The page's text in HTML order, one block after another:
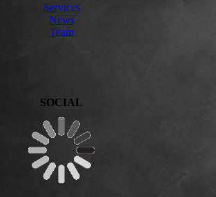
Services
News
Team
SOCIAL